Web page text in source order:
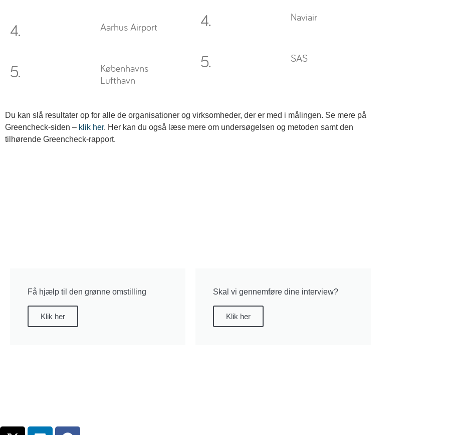
4. Aarhus Airport
5.
Københavns
Lufthavn
4. Naviair
5. SAS
Du kan slå resultater op for alle de organisationer og virksomheder, der er med i målingen. Se mere på
Greencheck-siden – klik her. Her kan du også læse mere om undersøgelsen og metoden samt den
tilhørende Greencheck-rapport.
Få hjælp til den grønne omstilling
Klik her
Skal vi gennemføre dine interview?
Klik her